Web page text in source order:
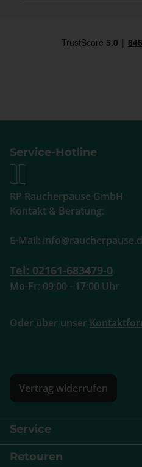
Service-Hotline
RP Raucherpause GmbH
Kontakt & Beratung:
E-Mail:
Tel: 02161-683479-0
Mo-Fr: 09:00 - 17:00 Uhr
Oder über unser
Vertrag widerrufen
Service
Retouren